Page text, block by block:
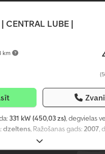
km
CENTRAL LUBE |
331 kW (450,03 zs), degvielas
dzeltens, Ražošanas gads:2007,